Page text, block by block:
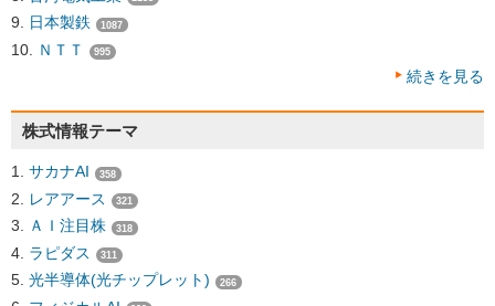
日本製鉄 1087
ＮＴＴ 995
続きを見る
株式情報テーマ
サカナAI 358
レアアース 321
ＡＩ注目株 318
ラピダス 311
光半導体(光チップレット) 266